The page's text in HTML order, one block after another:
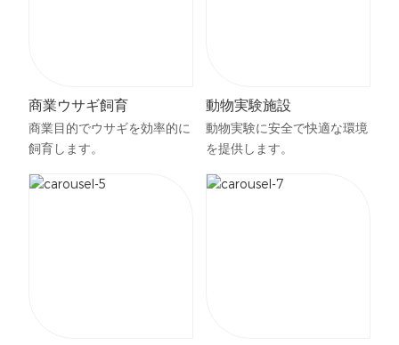
商業ウサギ飼育
商業目的でウサギを効率的に
飼育します。
動物実験施設
動物実験に安全で快適な環境
を提供します。